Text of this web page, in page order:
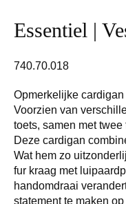
Essentiel |
740.70.018
Opmerkelijke
Voorzien van
toets, samen met
Deze cardigan
Wat hem zo
fur kraag met
handomdraai
statement te maken